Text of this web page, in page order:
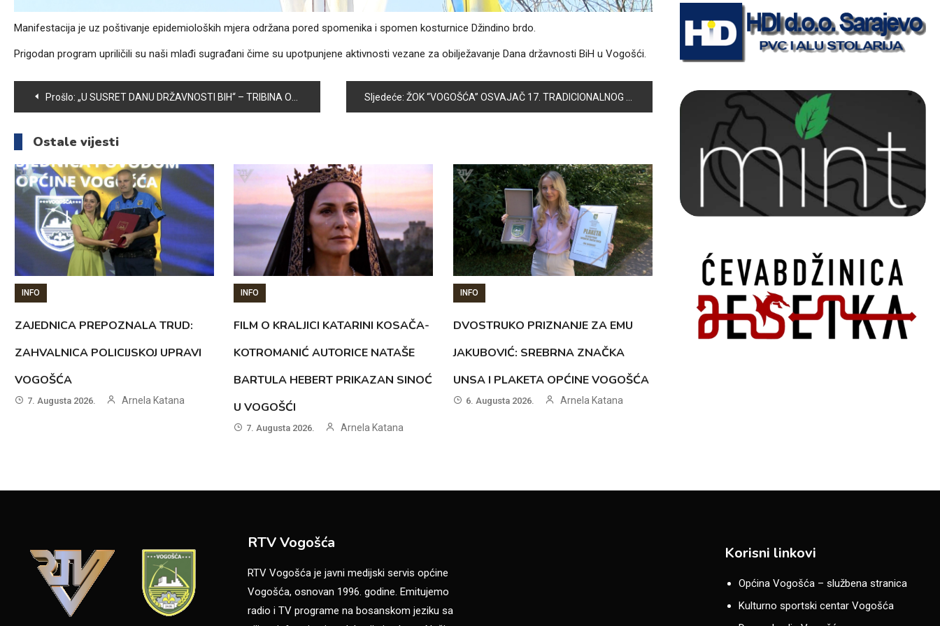
Manifestacija je uz poštivanje epidemioloških mjera održana pored spomenika i spomen kosturnice Džindino brdo.
Prigodan program upriličili su naši mlađi sugrađani čime su upotpunjene aktivnosti vezane za obilježavanje Dana državnosti BiH u Vogošći.
Navigacija
članaka
Prošlo: „U SUSRET DANU DRŽAVNOSTI BIH“ – TRIBINA ODRŽANA U VOGOŠĆI Sljedeće: ŽOK “VOGOŠĆA” OSVAJAČ 17. TRADICIONALNOG ODBOJKAŠKOG TURNIRA “VOGOŠĆA 2020”
Ostale vijesti
INFO
ZAJEDNICA PREPOZNALA TRUD:
ZAHVALNICA POLICIJSKOJ UPRAVI
VOGOŠĆA
7. Augusta 2026. Arnela Katana
INFO
FILM O KRALJICI KATARINI KOSAČA-
KOTROMANIĆ AUTORICE NATAŠE
BARTULA HEBERT PRIKAZAN SINOĆ
U VOGOŠĆI
7. Augusta 2026. Arnela Katana
INFO
DVOSTRUKO PRIZNANJE ZA EMU
JAKUBOVIĆ: SREBRNA ZNAČKA
UNSA I PLAKETA OPĆINE VOGOŠĆA
6. Augusta 2026. Arnela Katana
RTV Vogošća
RTV Vogošća je javni medijski servis općine
Vogošća, osnovan 1996. godine. Emitujemo
radio i TV programe na bosanskom jeziku sa
Korisni linkovi
Općina Vogošća – službena stranica
Kulturno sportski centar Vogošća